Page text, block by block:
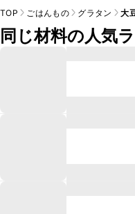
TOP ごはんもの グラタン 大
同じ材料の人気